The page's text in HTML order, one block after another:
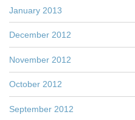
January 2013
December 2012
November 2012
October 2012
September 2012